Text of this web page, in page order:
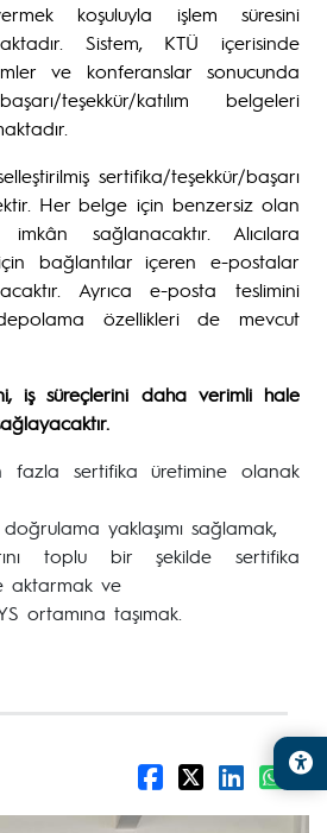
koşuluyla işlem süresini
Sistem, KTÜ içerisinde
ve konferanslar sonucunda
teşekkür/katılım belgeleri
sertifika/teşekkür/başarı
Her belge için benzersiz olan
sağlanacaktır. Alıcılara
bağlantılar içeren e-postalar
Ayrıca e-posta teslimini
özellikleri de mevcut
iş süreçlerini daha verimli hale
fazla sertifika üretimine olanak
yaklaşımı sağlamak,
toplu bir şekilde sertifika
aktarmak ve
ortamına taşımak.